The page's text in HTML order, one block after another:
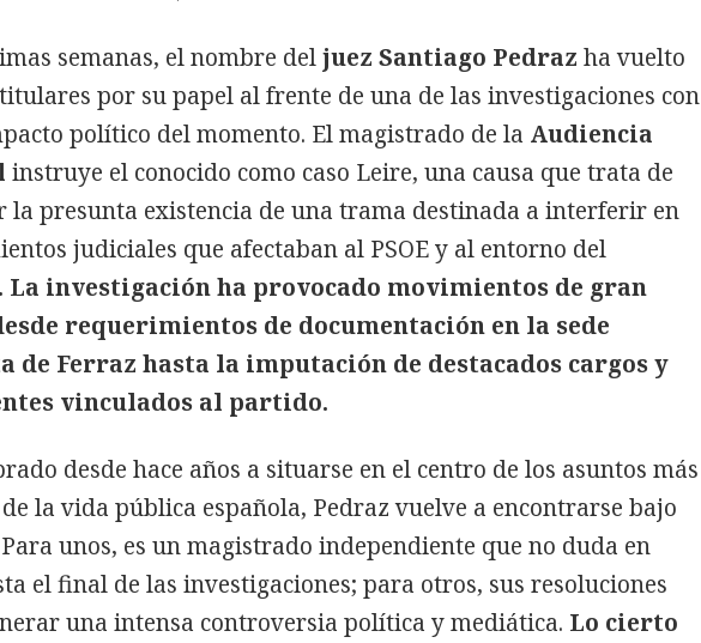
semanas, el nombre deljuez Santiago Pedraz ha vuelto
por su papel al frente de una de las investigaciones con
político del momento. El magistrado de la Audiencia
instruye el conocido como caso Leire, una causa que trata de
la presunta existencia de una trama destinada a interferir en
judiciales que afectaban al PSOE y al entorno del
. La investigación ha provocado movimientos de gran
requerimientos de documentación en la sede
de Ferraz hasta la imputación de destacados cargos y
vinculados al partido.
desde hace años a situarse en el centro de los asuntos más
la vida pública española, Pedraz vuelve a encontrarse bajo
unos, es un magistrado independiente que no duda en
el final de las investigaciones; para otros, sus resoluciones
una intensa controversia política y mediática. Lo cierto